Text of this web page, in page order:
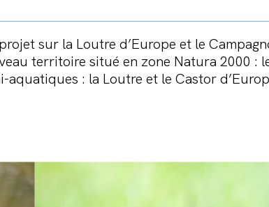
sur la Loutre d’Europe et le
territoire situé en zone Natura 2000 :
aquatiques : la Loutre et le Castor